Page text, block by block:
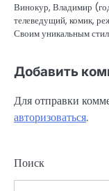
Винокур, Владимир
телеведущий, комик,
Своим уникальным
Добавить
Для отправки
авторизоваться.
Поиск